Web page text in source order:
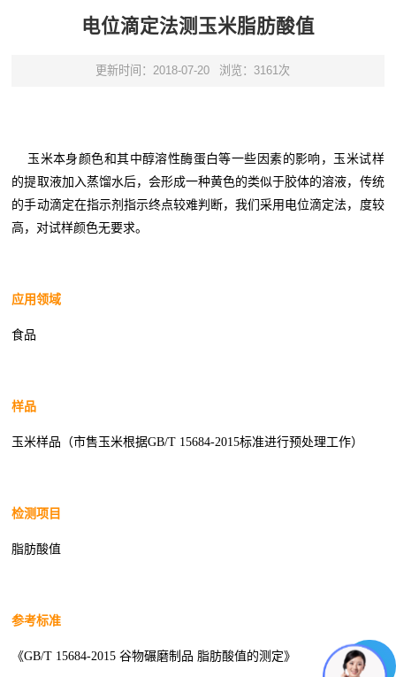
电位滴定法测玉米脂肪酸值
更新时间：2018-07-20 浏览：3161次
玉米本身颜色和其中醇溶性酶蛋白等一些因素的影响，玉米试样
的提取液加入蒸馏水后，会形成一种黄色的类似于胶体的溶液，传统
的手动滴定在指示剂指示终点较难判断，我们采用电位滴定法，度较
高，对试样颜色无要求。
应用领域
食品
样品
玉米样品（市售玉米根据GB/T 15684-2015标准进行预处理工作）
检测项目
脂肪酸值
参考标准
《GB/T 15684-2015 谷物碾磨制品 脂肪酸值的测定》